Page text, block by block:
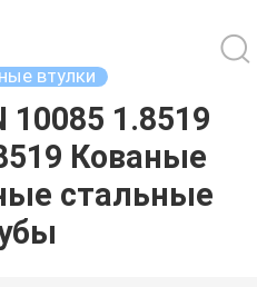
втулки
10085 1.8519
Кованые
стальные